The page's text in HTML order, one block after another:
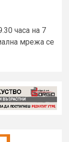
часа на 7
мрежа се